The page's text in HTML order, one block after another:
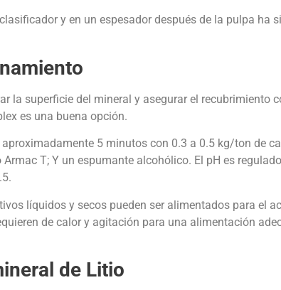
y en un espesador después de la pulpa ha
la superficie del mineral y asegurar el recubrimiento
es una buena opción.
5 minutos con 0.3 a 0.5 kg/ton de
T; Y un espumante alcohólico. El pH es
líquidos y secos pueden ser alimentados para el
de calor y agitación para una alimentación
de Litio